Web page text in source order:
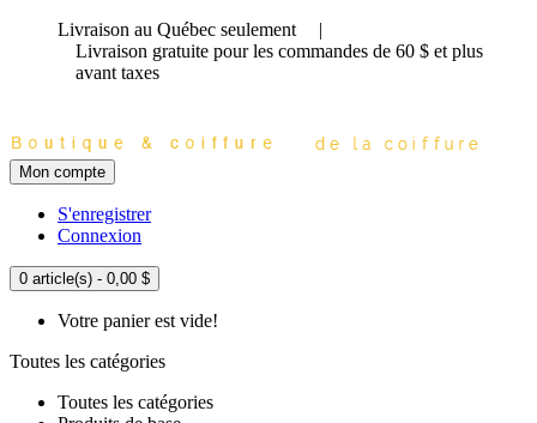
Livraison au Québec seulement
|
Livraison gratuite pour les commandes de 60 $ et plus
avant taxes
Mon compte
S'enregistrer
Connexion
0 article(s) - 0,00 $
Votre panier est vide!
Toutes les catégories
Toutes les catégories